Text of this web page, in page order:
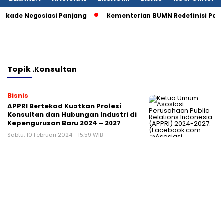
Negosiasi Panjang Kementerian BUMN Redefinisi
Topik.Konsultan
Bisnis
APPRI Bertekad Kuatkan Profesi
Konsultan dan Hubungan Industri di
Kepengurusan Baru 2024 – 2027
Sabtu, 10 Februari 2024 - 15:59 WIB